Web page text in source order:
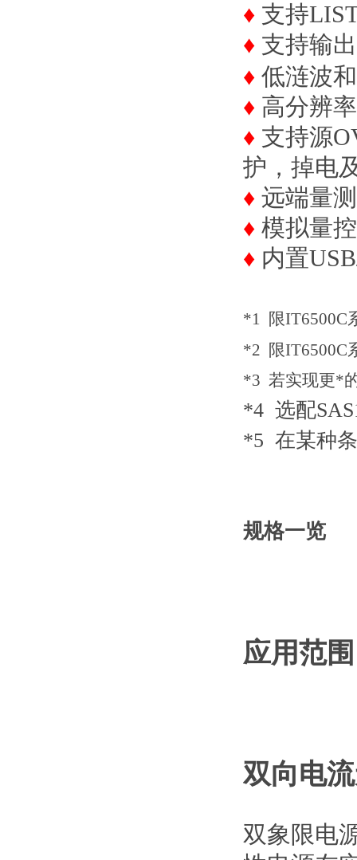
♦ 支持
♦ 支持输
♦ 低涟波
♦ 高分辨
♦ 支持源
护，掉电
♦ 远端量
♦ 模拟量
♦ 内置
​*1 限IT6500C
*2 限IT6500C
*3 若实现更*
*4 选配
*5 在某种
规格一览
应用范围
双向电
双象限电